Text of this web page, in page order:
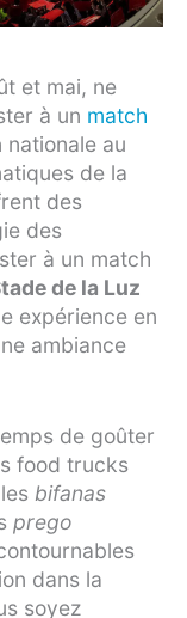
et mai, ne
à un match
nationale au
de la
des
des
à un match
de la Luz
expérience en
ambiance
de goûter
food trucks
bifanas
prego
dans la
soyez